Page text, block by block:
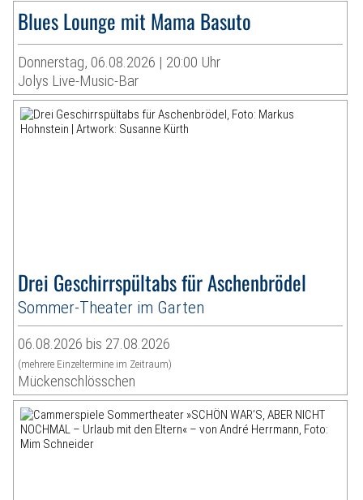
Blues Lounge mit Mama Basuto
Donnerstag, 06.08.2026 | 20:00 Uhr
Jolys Live-Music-Bar
Drei Geschirrspültabs für Aschenbrödel
Sommer-Theater im Garten
06.08.2026 bis 27.08.2026
(mehrere Einzeltermine im Zeitraum)
Mückenschlösschen